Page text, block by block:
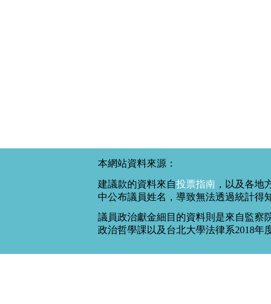
本網站資料來源：
建議款的資料來自投票指南 ，以及各地
中公布議員姓名，導致無法透過統計得
議員政治獻金細目的資料則是來自監察
政治哲學課以及台北大學法律系2018年